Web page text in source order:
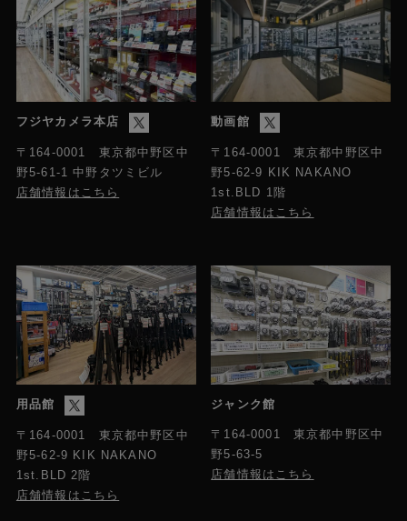
フジヤカメラ本店
〒164-0001 東京都中野区中
野5-61-1 中野タツミビル
店舗情報はこちら
動画館
〒164-0001 東京都中野区中
野5-62-9 KIK NAKANO
1st.BLD 1階
店舗情報はこちら
用品館
〒164-0001 東京都中野区中
野5-62-9 KIK NAKANO
1st.BLD 2階
店舗情報はこちら
ジャンク館
〒164-0001 東京都中野区中
野5-63-5
店舗情報はこちら